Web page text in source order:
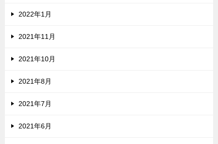
2022年1月
2021年11月
2021年10月
2021年8月
2021年7月
2021年6月